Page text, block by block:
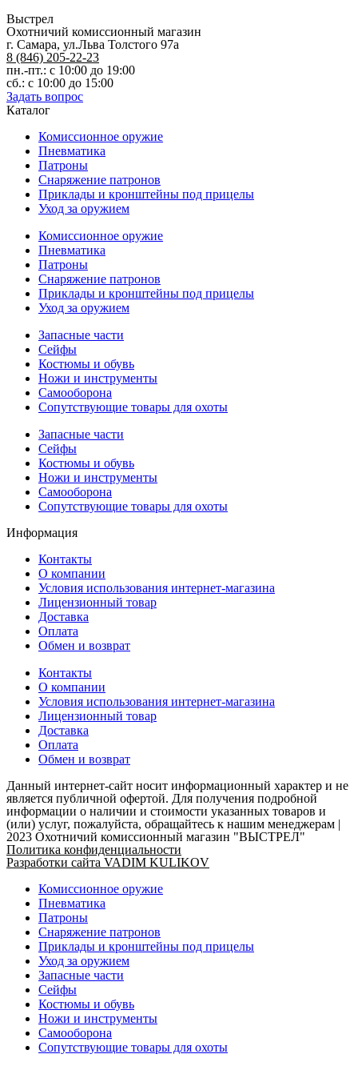
Выстрел
Охотничий комиссионный магазин
г. Самара, ул.Льва Толстого 97а
8 (846) 205-22-23
пн.-пт.: с 10:00 до 19:00
сб.: с 10:00 до 15:00
Задать вопрос
Каталог
Комиссионное оружие
Пневматика
Патроны
Снаряжение патронов
Приклады и кронштейны под прицелы
Уход за оружием
Комиссионное оружие
Пневматика
Патроны
Снаряжение патронов
Приклады и кронштейны под прицелы
Уход за оружием
Запасные части
Сейфы
Костюмы и обувь
Ножи и инструменты
Самооборона
Сопутствующие товары для охоты
Запасные части
Сейфы
Костюмы и обувь
Ножи и инструменты
Самооборона
Сопутствующие товары для охоты
Информация
Контакты
О компании
Условия использования интернет-магазина
Лицензионный товар
Доставка
Оплата
Обмен и возврат
Контакты
О компании
Условия использования интернет-магазина
Лицензионный товар
Доставка
Оплата
Обмен и возврат
Данный интернет-сайт носит информационный характер и не
является публичной офертой. Для получения подробной
информации о наличии и стоимости указанных товаров и
(или) услуг, пожалуйста, обращайтесь к нашим менеджерам |
2023 Охотничий комиссионный магазин "ВЫСТРЕЛ"
Политика конфиденциальности
Разработки сайта VADIM KULIKOV
Комиссионное оружие
Пневматика
Патроны
Снаряжение патронов
Приклады и кронштейны под прицелы
Уход за оружием
Запасные части
Сейфы
Костюмы и обувь
Ножи и инструменты
Самооборона
Сопутствующие товары для охоты